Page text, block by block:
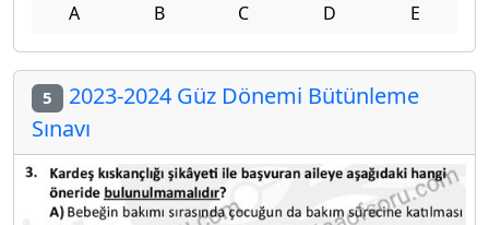
A B C D E
5 2023-2024 Güz Dönemi Bütünleme
Sınavı